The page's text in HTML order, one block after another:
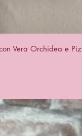
Quick
Vera Orchidea e